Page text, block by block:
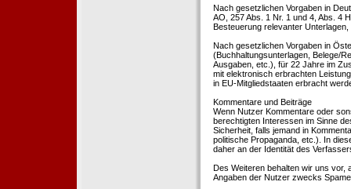
Nach gesetzlichen Vorgaben in
AO, 257 Abs. 1 Nr. 1 und 4, Abs. 4
Besteuerung relevanter
Nach gesetzlichen Vorgaben in
(Buchhaltungsunterlagen, Belege/
Ausgaben, etc.), für 22 Jahre im
mit elektronisch erbrachten
in EU-Mitgliedstaaten erbracht
Kommentare und Beiträge
Wenn Nutzer Kommentare oder
berechtigten Interessen im Sinne
Sicherheit, falls jemand in
politische Propaganda, etc.). In
daher an der Identität des
Des Weiteren behalten wir uns vor,
Angaben der Nutzer zwecks